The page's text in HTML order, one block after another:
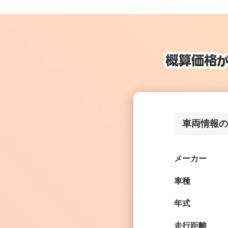
車両情報
メーカー
車種
年式
走行距離